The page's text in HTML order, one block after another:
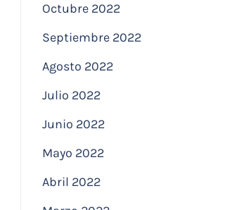
Octubre 2022
Septiembre 2022
Agosto 2022
Julio 2022
Junio 2022
Mayo 2022
Abril 2022